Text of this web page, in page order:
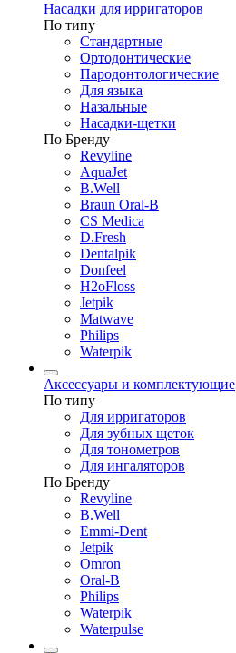
Насадки для ирригаторов
По типу
Стандартные
Ортодонтические
Пародонтологические
Для языка
Назальные
Насадки-щетки
По Бренду
Revyline
AquaJet
B.Well
Braun Oral-B
CS Medica
D.Fresh
Dentalpik
Donfeel
H2oFloss
Jetpik
Matwave
Philips
Waterpik
Аксессуары и комплектующие
По типу
Для ирригаторов
Для зубных щеток
Для тонометров
Для ингаляторов
По Бренду
Revyline
B.Well
Emmi-Dent
Jetpik
Omron
Oral-B
Philips
Waterpik
Waterpulse